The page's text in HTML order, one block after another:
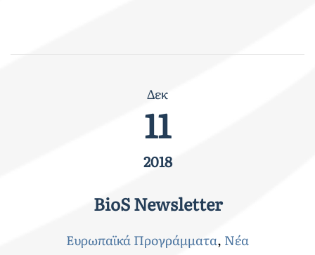
Δεκ
11
2018
BioS Newsletter
Ευρωπαϊκά Προγράμματα, Νέα